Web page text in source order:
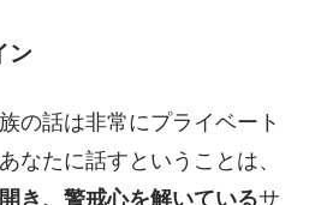
ン
の話は非常にプライベート
なたに話すということは、
き、警戒心を解いているサ